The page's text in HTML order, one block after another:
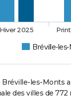
Bréville-
Hiver 2025
les-Monts
des villes de